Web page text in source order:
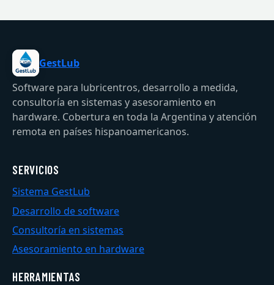
GestLub
Software para lubricentros, desarrollo a medida,
consultoría en sistemas y asesoramiento en
hardware. Cobertura en toda la Argentina y atención
remota en países hispanoamericanos.
SERVICIOS
Sistema GestLub
Desarrollo de software
Consultoría en sistemas
Asesoramiento en hardware
HERRAMIENTAS